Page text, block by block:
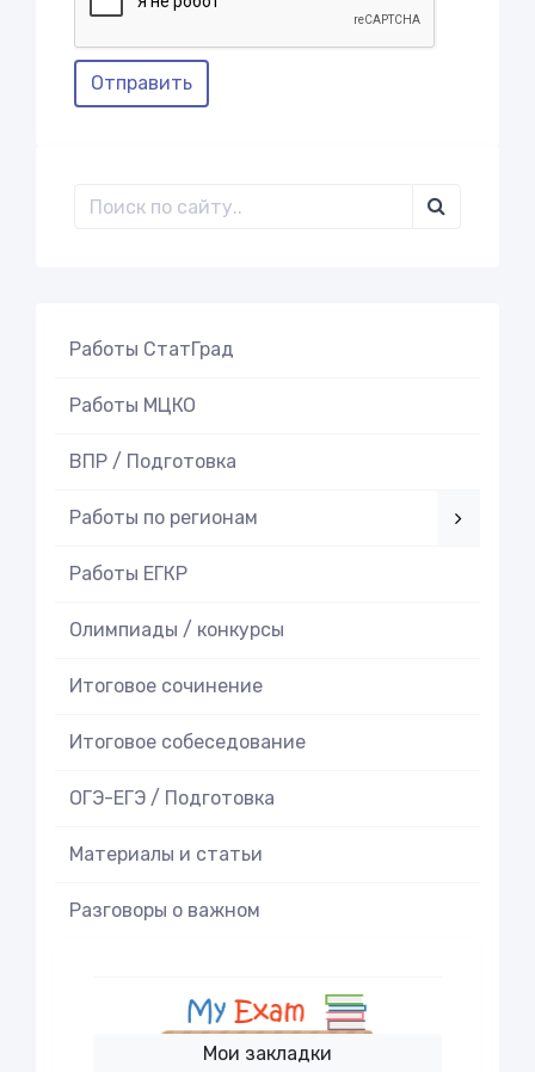
Отправить
Работы СтатГрад
Работы МЦКО
ВПР / Подготовка
Работы по регионам
Работы ЕГКР
Олимпиады / конкурсы
Итоговое cочинение
Итоговое cобеседование
ОГЭ-ЕГЭ / Подготовка
Материалы и статьи
Разговоры о важном
Мои закладки